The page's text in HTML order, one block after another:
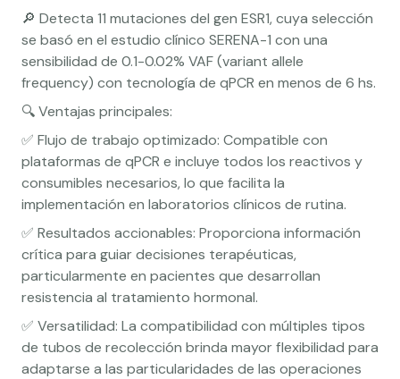
🔎 Detecta 11 mutaciones del gen ESR1, cuya selección
se basó en el estudio clínico SERENA-1 con una
sensibilidad de 0.1-0.02% VAF (variant allele
frequency) con tecnología de qPCR en menos de 6 hs.
🔍 Ventajas principales:
✅ Flujo de trabajo optimizado: Compatible con
plataformas de qPCR e incluye todos los reactivos y
consumibles necesarios, lo que facilita la
implementación en laboratorios clínicos de rutina.
✅ Resultados accionables: Proporciona información
crítica para guiar decisiones terapéuticas,
particularmente en pacientes que desarrollan
resistencia al tratamiento hormonal.
✅ Versatilidad: La compatibilidad con múltiples tipos
de tubos de recolección brinda mayor flexibilidad para
adaptarse a las particularidades de las operaciones